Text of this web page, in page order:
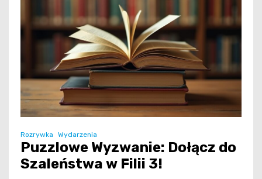
Rozrywka Wydarzenia
Puzzlowe Wyzwanie: Dołącz do
Szaleństwa w Filii 3!